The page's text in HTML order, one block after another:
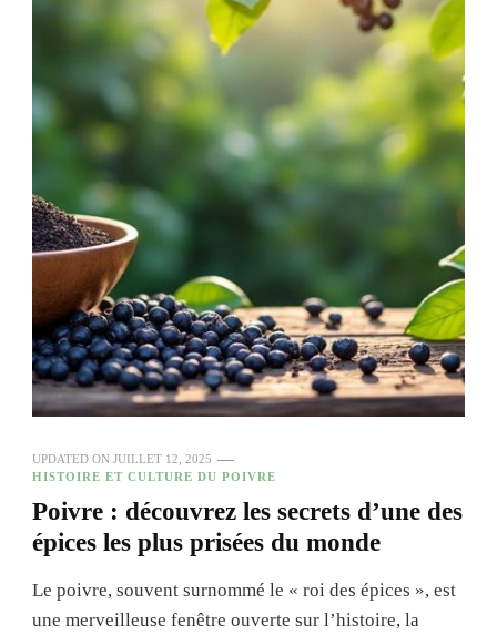
UPDATED ON JUILLET 12, 2025
HISTOIRE ET CULTURE DU POIVRE
Poivre : découvrez les secrets d’une des
épices les plus prisées du monde
Le poivre, souvent surnommé le « roi des épices », est
une merveilleuse fenêtre ouverte sur l’histoire, la